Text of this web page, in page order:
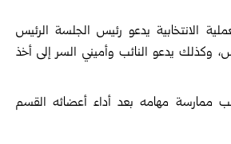
الانتخابية يدعو رئيس الجلسة الرئيس
وكذلك يدعو النائب وأميني السر إلى أخذ
ممارسة مهامه بعد أداء أعضائه القسم